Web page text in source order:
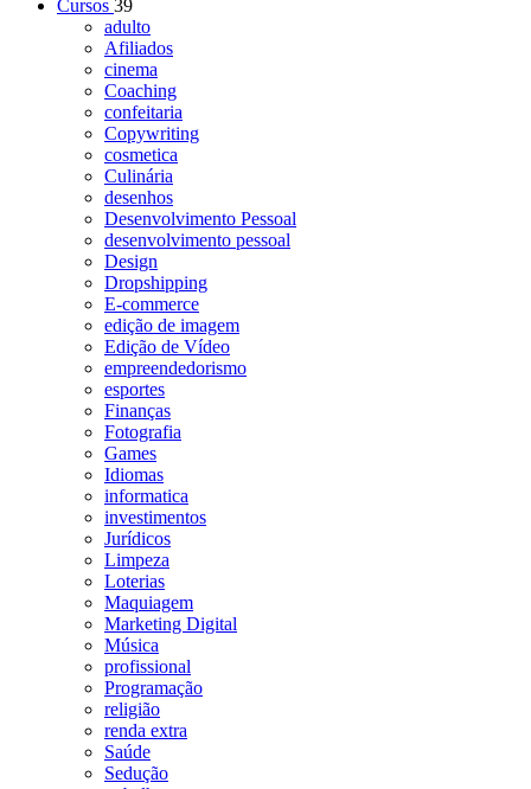
Cursos 39
adulto
Afiliados
cinema
Coaching
confeitaria
Copywriting
cosmetica
Culinária
desenhos
Desenvolvimento Pessoal
desenvolvimento pessoal
Design
Dropshipping
E-commerce
edição de imagem
Edição de Vídeo
empreendedorismo
esportes
Finanças
Fotografia
Games
Idiomas
informatica
investimentos
Jurídicos
Limpeza
Loterias
Maquiagem
Marketing Digital
Música
profissional
Programação
religião
renda extra
Saúde
Sedução